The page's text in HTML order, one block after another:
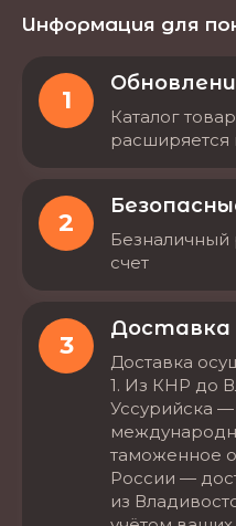
Информация для
1
Каталог
расширяется
2
Безналичный
счет
3
Доставка
Доставка
1. Из КНР до
Уссурийска
таможенное
России —
из